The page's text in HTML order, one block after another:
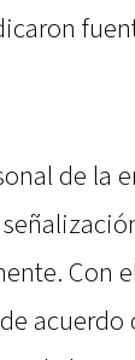
de la
Con